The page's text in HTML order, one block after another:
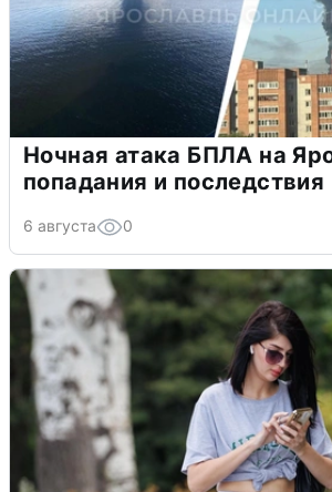
Ночная атака БПЛА на
попадания и последствия
6 августа 0